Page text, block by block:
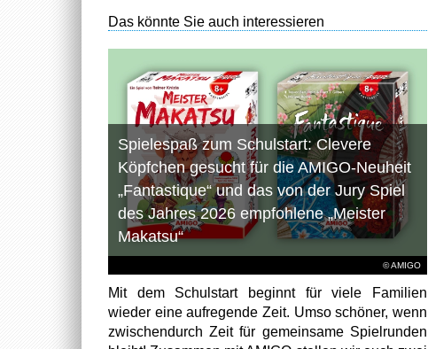
Das könnte Sie auch interessieren
© AMIGO
Spielespaß zum Schulstart: Clevere
Köpfchen gesucht für die AMIGO-Neuheit
„Fantastique“ und das von der Jury Spiel
des Jahres 2026 empfohlene „Meister
Makatsu“
Mit dem Schulstart beginnt für viele Familien
wieder eine aufregende Zeit. Umso schöner, wenn
zwischendurch Zeit für gemeinsame Spielrunden